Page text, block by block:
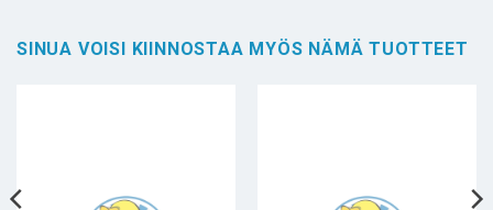
SINUA VOISI KIINNOSTAA MYÖS NÄMÄ TUOTTEET